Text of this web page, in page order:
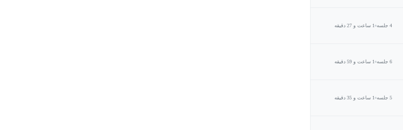
4 جلسه 1 ساعت و 27 دقیقه
6 جلسه 1 ساعت و 59 دقیقه
5 جلسه 1 ساعت و 35 دقیقه